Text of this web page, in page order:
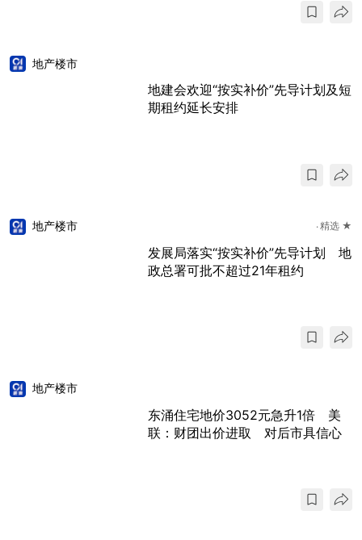
地产楼市
地建会欢迎“按实补价”先导计划及短
期租约延长安排
地产楼市 精选 ★
发展局落实“按实补价”先导计划 地
政总署可批不超过21年租约
地产楼市
东涌住宅地价3052元急升1倍 美
联：财团出价进取 对后市具信心